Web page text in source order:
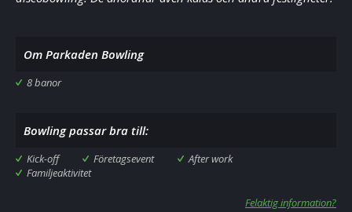
Om Parkaden Bowling
8 banor
Bowling passar bra till:
Kick-off Företagsevent
After work
Familjeaktivitet
Felaktig information?